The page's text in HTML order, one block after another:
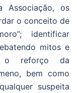
Associação, os
o conceito de
identificar
mitos e
o reforço da
bem como
suspeita